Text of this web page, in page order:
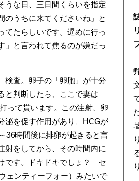
うな日、三日間くらいを指定
のうちに来てくださいね」と
てたらしいです。遅めに行っ
」と言われて焦るのが嫌だっ
検査。卵子の「卵胞」が十分
と判断したら、ここで妻は
って貰います。この注射、卵
泌を促す作用があり、HCGが
36時間後に排卵が起きると言
射をしてから、その時間内に
です。ドキドキでしょ？ セ
ェンティーフォー）みたいで